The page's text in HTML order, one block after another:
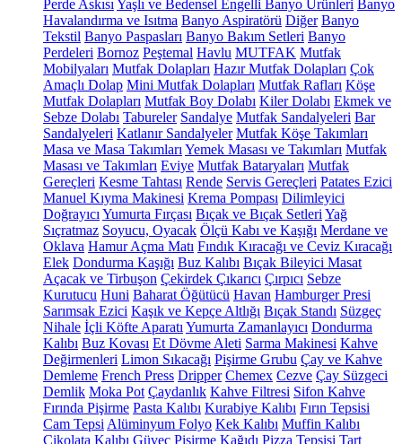
Perde Askısı Yaşlı ve Bedensel Engelli Banyo Ürünleri Banyo
Havalandırma ve Isıtma Banyo Aspiratörü Diğer Banyo
Tekstil Banyo Paspasları Banyo Bakım Setleri Banyo
Perdeleri Bornoz Peştemal Havlu MUTFAK Mutfak
Mobilyaları Mutfak Dolapları Hazır Mutfak Dolapları Çok
Amaçlı Dolap Mini Mutfak Dolapları Mutfak Rafları Köşe
Mutfak Dolapları Mutfak Boy Dolabı Kiler Dolabı Ekmek ve
Sebze Dolabı Tabureler Sandalye Mutfak Sandalyeleri Bar
Sandalyeleri Katlanır Sandalyeler Mutfak Köşe Takımları
Masa ve Masa Takımları Yemek Masası ve Takımları Mutfak
Masası ve Takımları Eviye Mutfak Bataryaları Mutfak
Gereçleri Kesme Tahtası Rende Servis Gereçleri Patates Ezici
Manuel Kıyma Makinesi Krema Pompası Dilimleyici
Doğrayıcı Yumurta Fırçası Bıçak ve Bıçak Setleri Yağ
Sıçratmaz Soyucu, Oyacak Ölçü Kabı ve Kaşığı Merdane ve
Oklava Hamur Açma Matı Fındık Kıracağı ve Ceviz Kıracağı
Elek Dondurma Kaşığı Buz Kalıbı Bıçak Bileyici Masat
Açacak ve Tirbuşon Çekirdek Çıkarıcı Çırpıcı Sebze
Kurutucu Huni Baharat Öğütücü Havan Hamburger Presi
Sarımsak Ezici Kaşık ve Kepçe Altlığı Bıçak Standı Süzgeç
Nihale İçli Köfte Aparatı Yumurta Zamanlayıcı Dondurma
Kalıbı Buz Kovası Et Dövme Aleti Sarma Makinesi Kahve
Değirmenleri Limon Sıkacağı Pişirme Grubu Çay ve Kahve
Demleme French Press Dripper Chemex Cezve Çay Süzgeci
Demlik Moka Pot Çaydanlık Kahve Filtresi Sifon Kahve
Fırında Pişirme Pasta Kalıbı Kurabiye Kalıbı Fırın Tepsisi
Cam Tepsi Alüminyum Folyo Kek Kalıbı Muffin Kalıbı
Çikolata Kalıbı Güveç Pişirme Kağıdı Pizza Tepsisi Tart